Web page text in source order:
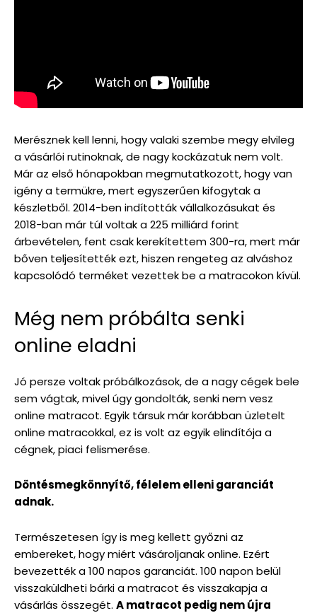
Merésznek kell lenni, hogy valaki szembe megy elvileg
a vásárlói rutinoknak, de nagy kockázatuk nem volt.
Már az első hónapokban megmutatkozott, hogy van
igény a termükre, mert egyszerűen kifogytak a
készletből. 2014-ben indították vállalkozásukat és
2018-ban már túl voltak a 225 milliárd forint
árbevételen, fent csak kerekítettem 300-ra, mert már
bőven teljesítették ezt, hiszen rengeteg az alváshoz
kapcsolódó terméket vezettek be a matracokon kívül.
Még nem próbálta senki
online eladni
Jó persze voltak próbálkozások, de a nagy cégek bele
sem vágtak, mivel úgy gondolták, senki nem vesz
online matracot. Egyik társuk már korábban üzletelt
online matracokkal, ez is volt az egyik elindítója a
cégnek, piaci felismerése.
Döntésmegkönnyítő, félelem elleni garanciát
adnak.
Természetesen így is meg kellett győzni az
embereket, hogy miért vásároljanak online. Ezért
bevezették a 100 napos garanciát. 100 napon belül
visszaküldheti bárki a matracot és visszakapja a
vásárlás összegét. A matracot pedig nem újra